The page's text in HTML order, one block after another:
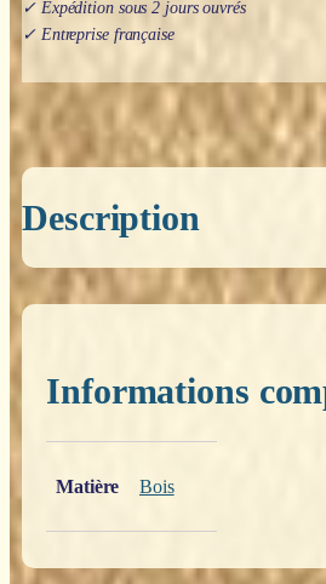
✓ Expédition sous 2 jours ouvrés
✓ Entreprise française
Description
Informations
Matière
Bois